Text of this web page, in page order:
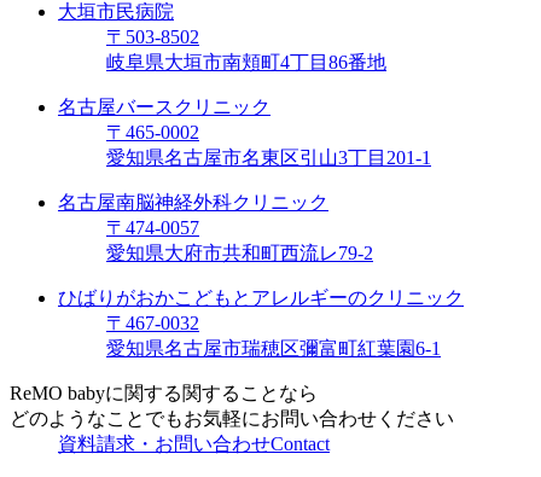
大垣市民病院
〒503-8502
岐阜県大垣市南頬町4丁目86番地
名古屋バースクリニック
〒465-0002
愛知県名古屋市名東区引山3丁目201-1
名古屋南脳神経外科クリニック
〒474-0057
愛知県大府市共和町西流レ79-2
ひばりがおかこどもとアレルギーのクリニック
〒467-0032
愛知県名古屋市瑞穂区彌富町紅葉園6-1
ReMO babyに関する関することなら
どのようなことでもお気軽にお問い合わせください
資料請求・お問い合わせContact